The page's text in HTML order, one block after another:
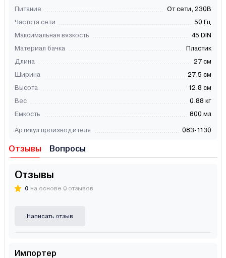
Питание
От сети, 230В
Частота сети
50 Гц
Максимальная вязкость
45 DIN
Материал бачка
Пластик
Длина
27 см
Ширина
27.5 см
Высота
12.8 см
Вес
0.88 кг
Емкость
800 мл
Артикул производителя 083-1130
Отзывы Вопросы
Отзывы
0 на основе 0 отзывов
Написать отзыв
Импортер